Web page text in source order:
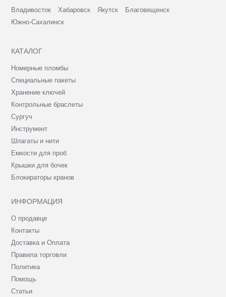
Владивосток Хабаровск Якутск
Благовещенск
Южно-Сахалинск
КАТАЛОГ
Номерные пломбы
Специальные пакеты
Хранение ключей
Контрольные браслеты
Сургуч
Инструмент
Шпагаты и нити
Емкости для проб
Крышки для бочек
Блокираторы кранов
ИНФОРМАЦИЯ
О продавце
Контакты
Доставка и Оплата
Правила торговли
Политика
Помощь
Статьи